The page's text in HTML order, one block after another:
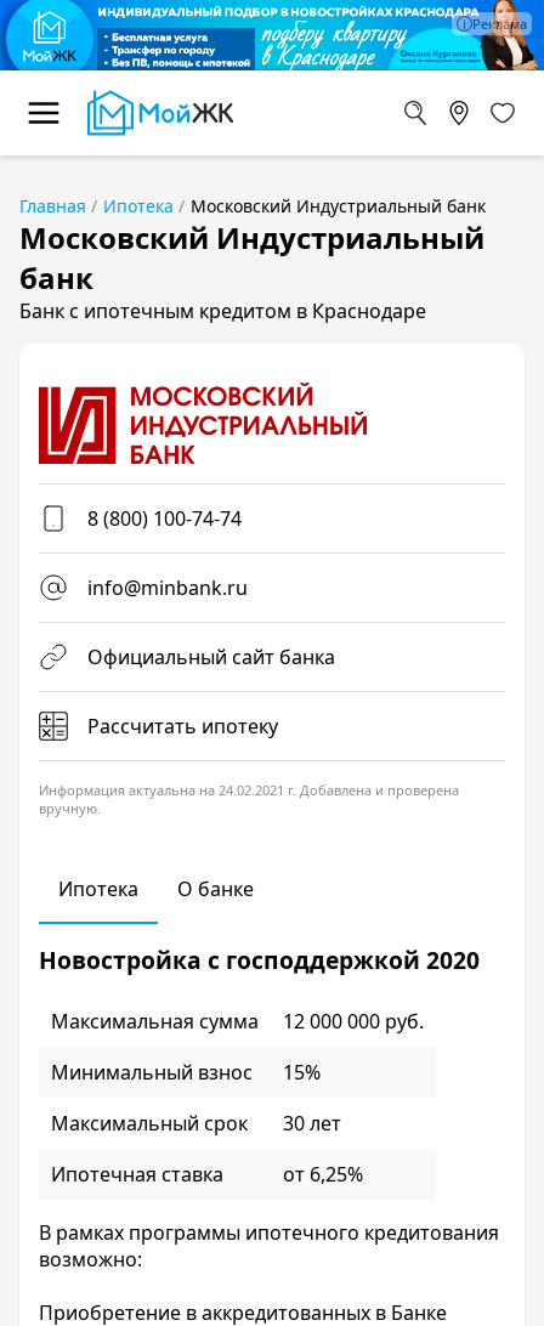
Главная Ипотека Московский Индустриальный банк
Московский Индустриальный
банк
Банк с ипотечным кредитом в Краснодаре
8 (800) 100-74-74
info@minbank.ru
Официальный сайт банка
Рассчитать ипотеку
Информация актуальна на 24.02.2021 г. Добавлена и проверена
вручную.
Ипотека О банке
Новостройка с господдержкой 2020
Максимальная сумма
12 000 000 руб.
Минимальный взнос
15%
Максимальный срок
30 лет
Ипотечная ставка
от 6,25%
В рамках программы ипотечного кредитования
возможно:
Приобретение в аккредитованных в Банке